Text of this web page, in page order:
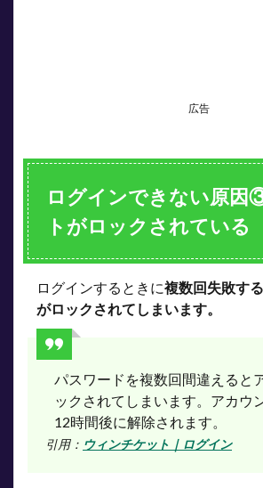
広告
ログインできない原因
トがロックされている
ログインするときに複数回失敗す
がロックされてしまいます。
パスワードを複数回間違えると
ックされてしまいます。アカウ
12時間後に解除されます。
引用： ウィンチケット｜ログイン